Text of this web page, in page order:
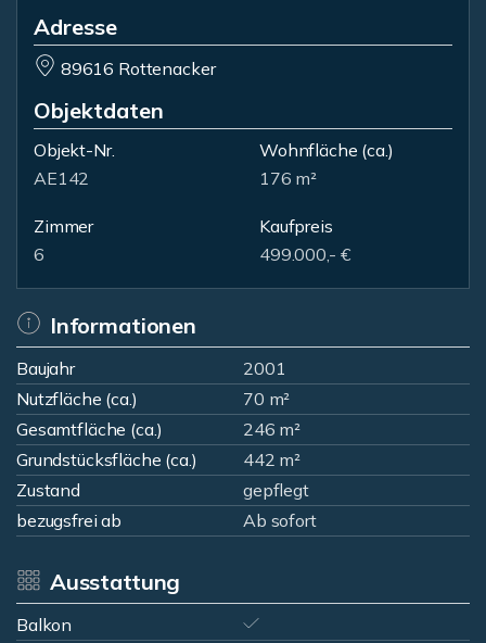
Adresse
89616 Rottenacker
Objektdaten
Objekt-Nr.
AE142
Wohnfläche (ca.)
176 m²
Zimmer
6
Kaufpreis
499.000,- €
Informationen
Baujahr
2001
Nutzfläche (ca.)
70 m²
Gesamtfläche (ca.)
246 m²
Grundstücksfläche (ca.)
442 m²
Zustand
gepflegt
bezugsfrei ab
Ab sofort
Ausstattung
Balkon